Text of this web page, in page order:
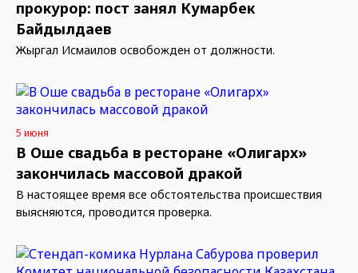
прокурор: пост занял Кумарбек
Байдылдаев
Жыргал Исмаилов освобожден от должности.
5 июня
В Оше свадьба в ресторане «Олигарх»
закончилась массовой дракой
В настоящее время все обстоятельства происшествия
выясняются, проводится проверка.